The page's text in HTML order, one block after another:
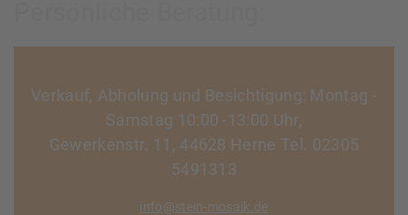
Verkauf, Abholung und Besichtigung: Montag -
Samstag 10:00 -13:00 Uhr,
Gewerkenstr. 11, 44628 Herne Tel. 02305
5491313
info@stein-mosaik.de